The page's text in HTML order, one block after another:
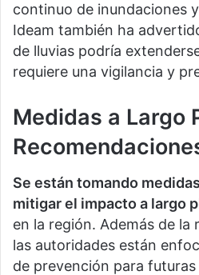
continuo de inundaciones
Ideam también ha
de lluvias podría
requiere una vigilancia y
Medidas a Largo
Se están tomando
mitigar el impacto a largo
en la región. Además de la
las autoridades están
de prevención para